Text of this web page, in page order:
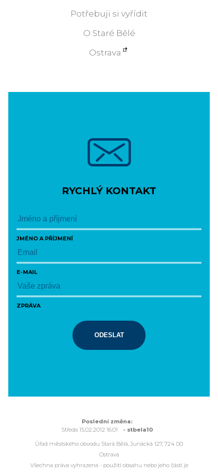
Potřebuji si vyřídit
O Staré Bělé
Ostrava
RYCHLÝ KONTAKT
JMÉNO A PŘÍJMENÍ
E-MAIL
ZPRÁVA
ODESLAT
Poslední změna:
Středa 15.02.2012 16:01
- stbela10
Úřad městského obvodu Stará Bělá, Junácká 127, 724 00
Ostrava
Všechna práva vyhrazena - použití obsahu nebo jeho částí je